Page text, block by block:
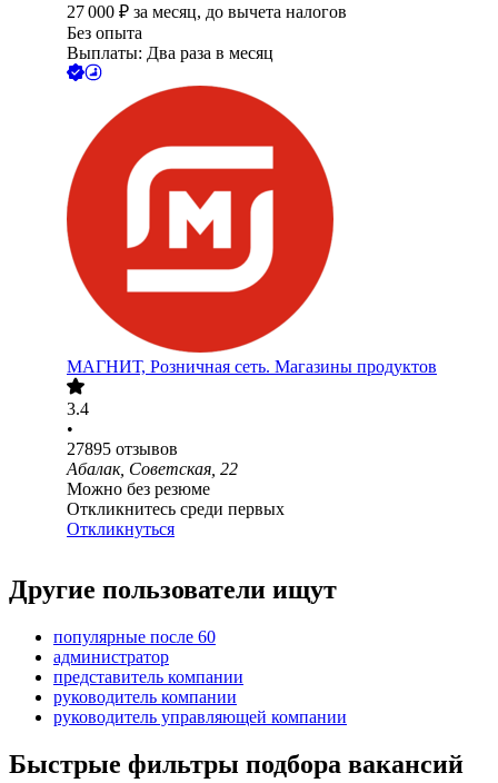
27 000 ₽ за месяц, до вычета налогов
Без опыта
Выплаты: Два раза в месяц
МАГНИТ, Розничная сеть. Магазины продуктов
3.4
•
27895 отзывов
Абалак, Советская, 22
Можно без резюме
Откликнитесь среди первых
Откликнуться
Другие пользователи ищут
популярные после 60
администратор
представитель компании
руководитель компании
руководитель управляющей компании
Быстрые фильтры подбора вакансий